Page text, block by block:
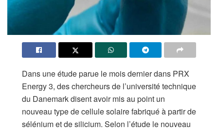
Dans une étude parue le mois dernier dans PRX
Energy 3, des chercheurs de l’université technique
du Danemark disent avoir mis au point un
nouveau type de cellule solaire fabriqué à partir de
sélénium et de silicium. Selon l’étude le nouveau